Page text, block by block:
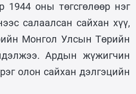
1944 оны төгсгөлөөр нэг
салаалсан сайхан хүү,
Монгол Улсын Төрийн
Ардын жүжигчин
олон сайхан дэлгэцийн